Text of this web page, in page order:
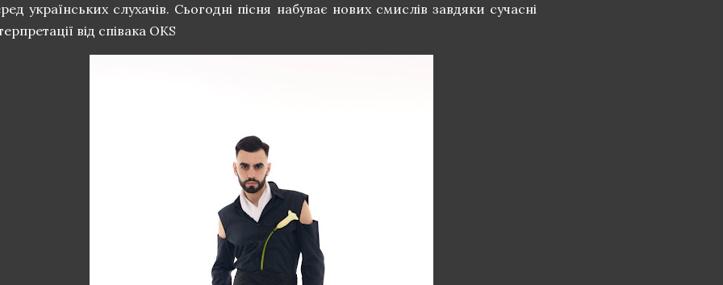
українських слухачів. Сьогодні пісня набуває нових смислів завдяки сучасні
від співака OKS